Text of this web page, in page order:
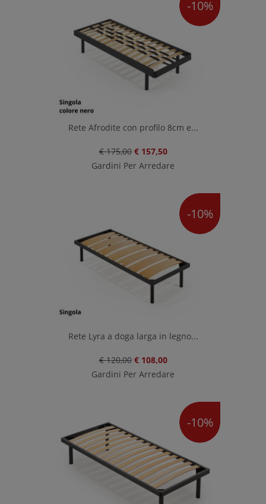
-10%
Rete Afrodite con profilo 8cm e...
€ 175,00 € 157,50
Gardini Per Arredare
-10%
Rete Lyra a doga larga in legno...
€ 120,00 € 108,00
Gardini Per Arredare
-10%